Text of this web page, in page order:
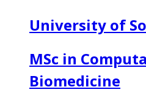
University of
MSc in
Biomedicine